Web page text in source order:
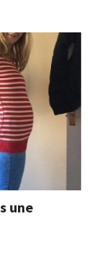
une